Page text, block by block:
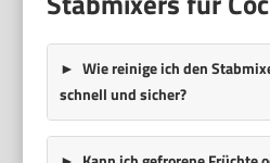
Wie reinige ich den
schnell und sicher?